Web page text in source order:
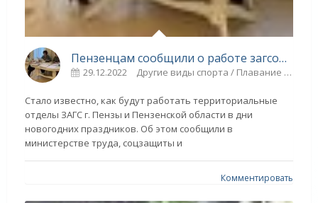
Пензенцам сообщили о работе загсов в праздничные дни - СПОРТ
29.12.2022 Другие виды спорта / Плавание / Новости разное / Видео новости / Спорт
Стало известно, как будут работать территориальные
отделы ЗАГС г. Пензы и Пензенской области в дни
новогодних праздников. Об этом сообщили в
министерстве труда, соцзащиты и
Комментировать